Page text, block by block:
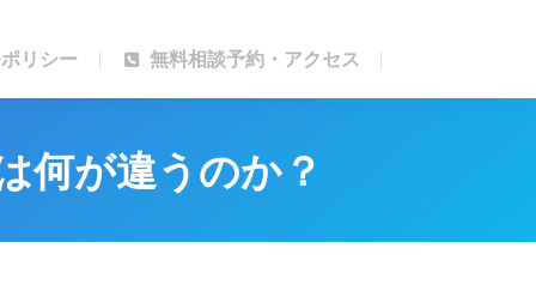
リシー 無料相談予約・アクセス
何が違うのか？